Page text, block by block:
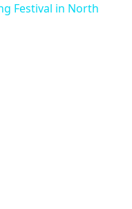
Festival in North